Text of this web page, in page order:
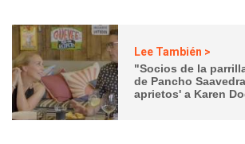
Lee También >
"Socios de la
de Pancho
aprietos' a Karen